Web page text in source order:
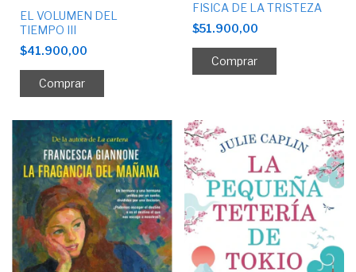
EL VOLUMEN DEL
TIEMPO III
$41.900,00
FISICA DE LA TRISTEZA
$51.900,00